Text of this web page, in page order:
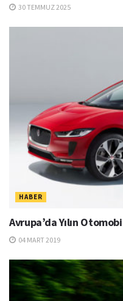
30 TEMMUZ 2025
HABER
Avrupa’da Yılın
04 MART 2019